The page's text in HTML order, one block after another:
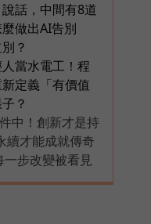
話，中間有8道
做出AI告別
？
當水電工！程
定義「有價值
？
中！創新才是持
續才能成就傳奇
步改變被看見